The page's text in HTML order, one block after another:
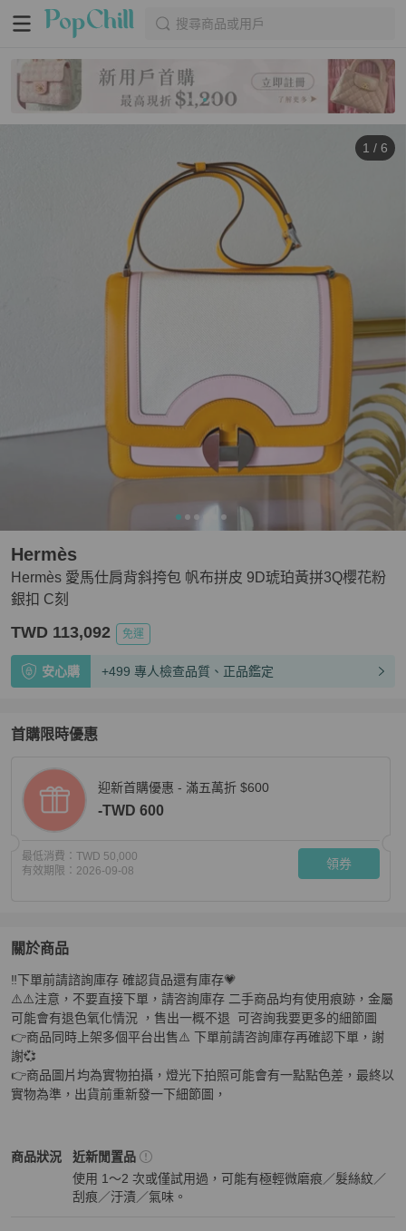
搜尋商品或用戶
1 / 6
Hermès 愛馬仕肩背斜挎包 帆布拼皮 9D琥珀黃拼3Q櫻花粉
銀扣 C刻
Hermès
TWD 113,092 免運
安心購 +499 專人檢查品質、正品鑑定
首購限時優惠
迎新首購優惠 - 滿五萬折 $600
-TWD 600
最低消費： TWD 50,000
有效期限： 2026-09-08 領券
關於商品
關於Hermès 愛馬仕肩背斜挎包 帆布拼皮 9D琥珀黃拼3Q櫻花
‼️下單前請諮詢庫存 確認貨品還有庫存💗
⚠️⚠️注意，不要直接下單，請咨詢庫存 二手商品均有使用痕跡，金屬
可能會有退色氧化情況 ，售出一概不退  可咨詢我要更多的細節圖
👉商品同時上架多個平台出售⚠️ 下單前請咨詢庫存再確認下單，謝
謝💞
👉商品圖片均為實物拍攝，燈光下拍照可能會有一點點色差，最終以
實物為準，出貨前重新發一下細節圖，
商品狀況
Hermès女包商品狀態與細節
近新閒置品
使用 1～2 次或僅試用過，可能有極輕微磨痕／髮絲紋／
刮痕／汙漬／氣味。